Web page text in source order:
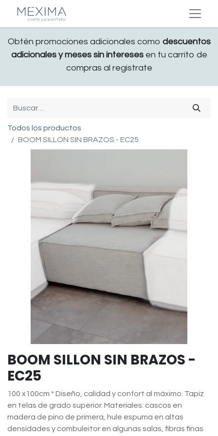
Obtén promociones adicionales como descuentos
adicionales y meses sin interesesen tu carrito de
compras al registrate
Todos los productos
BOOM SILLON SIN BRAZOS - EC25
BOOM SILLON SIN BRAZOS -
EC25
100 x100cm * Diseño, calidad y confort al máximo. Tapiz
en telas de grado superior. Materiales: cascos en
madera de pino de primera, hule espuma en altas
densidades y combuleitor en algunas salas, fibras finas